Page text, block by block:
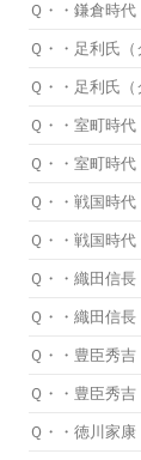
Ｑ・・鎌倉時代
Ｑ・・足利氏
Ｑ・・足利氏（
Ｑ・・室町時
Ｑ・・室町時代
Ｑ・・戦国時代
Ｑ・・戦国時代
Ｑ・・織田信
Ｑ・・織田信長
Ｑ・・豊臣秀
Ｑ・・豊臣秀吉
Ｑ・・徳川家